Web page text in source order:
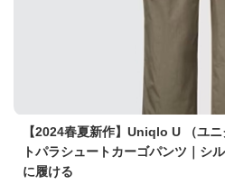
【2024春夏新作】Uniqlo U （ユ
トパラシュートカーゴパンツ｜シ
に履ける